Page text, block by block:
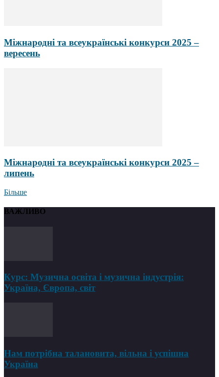
Міжнародні та всеукраїнські конкурси 2025 –
вересень
Міжнародні та всеукраїнські конкурси 2025 –
липень
Більше
ВАЖЛИВО
Курс: Музична освіта і музична індустрія:
Україна, Європа, світ
Нам потрібна талановита, вільна і успішна
Україна